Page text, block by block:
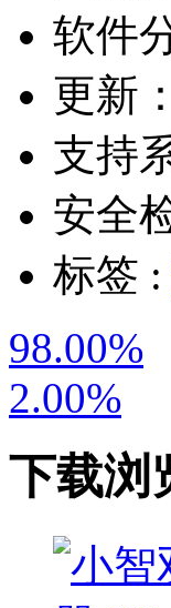
软件
更新：
支持
安全
标签 :
98.00%
2.00%
下载浏